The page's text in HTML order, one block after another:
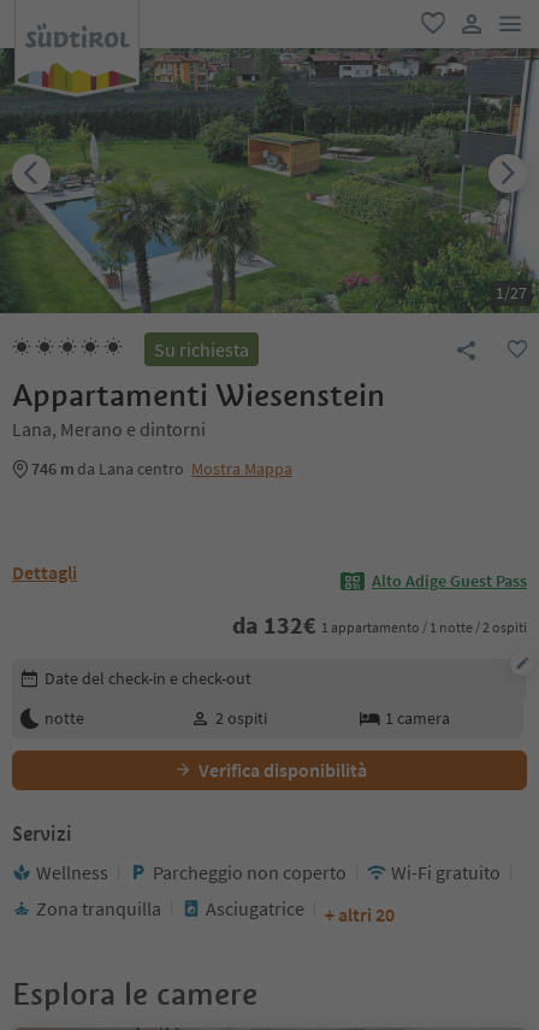
favoriti
user link
1/27
Su richiesta
Appartamenti Wiesenstein
Lana, Merano e dintorni
746 m da Lana centro Mostra Mappa
Dettagli Alto Adige Guest Pass
da 132€ 1 appartamento / 1 notte / 2 ospiti
Modifica i dettagli della prenotazione
Date del check-in e check-out
notte
2 ospiti 1 camera
Verifica disponibilità
Servizi
Wellness Parcheggio non coperto
Wi-Fi gratuito
Zona tranquilla
Asciugatrice + altri 20
Esplora le camere